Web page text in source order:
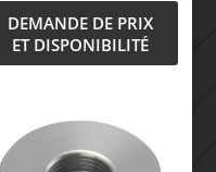
DEMANDE DE PRIX
ET DISPONIBILITÉ